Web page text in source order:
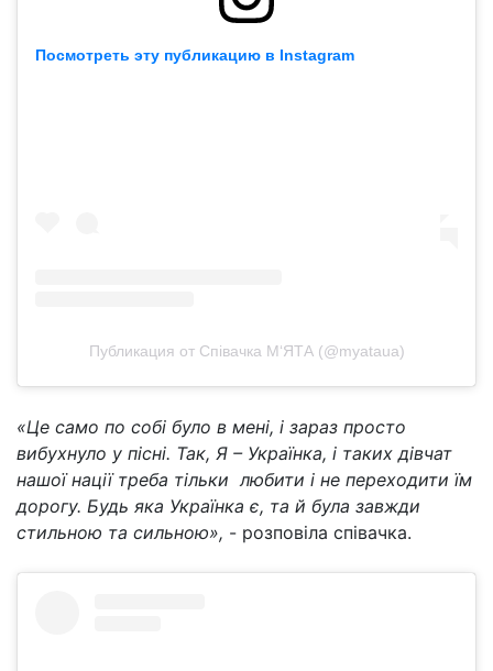
Посмотреть эту публикацию в Instagram
Публикация от Співачка М‘ЯТА (@myataua)
«Це само по собі було в мені, і зараз просто
вибухнуло у пісні. Так, Я – Українка, і таких дівчат
нашої нації треба тільки любити і не переходити їм
дорогу. Будь яка Українка є, та й була завжди
стильною та сильною», - розповіла співачка.